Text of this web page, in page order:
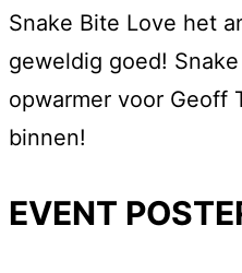
Snake Bite Love het
geweldig goed!
opwarmer voor Geoff
binnen!
EVENT